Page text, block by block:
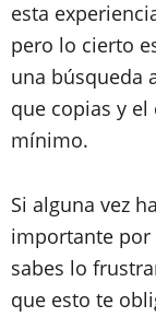
esta
pero lo cierto
una búsqueda
que copias y
mínimo.
Si alguna vez
importante por
sabes lo
que esto te